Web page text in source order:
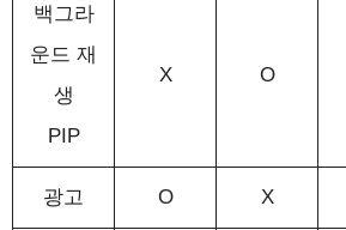
백그라
운드 재
생
PIP
X O
광고 O X